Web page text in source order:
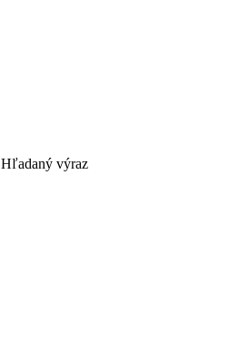
Hľadaný výraz